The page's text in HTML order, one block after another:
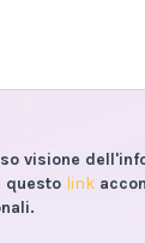
visione
questo link